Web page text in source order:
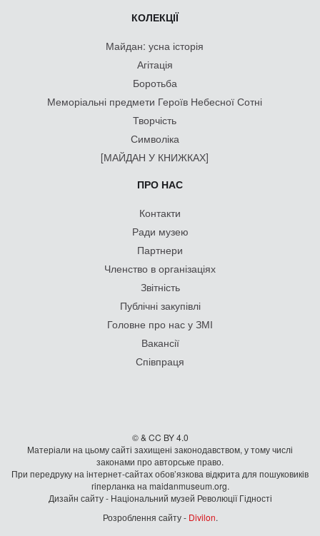
КОЛЕКЦІЇ
Майдан: усна історія
Агітація
Боротьба
Меморіальні предмети Героїв Небесної Сотні
Творчість
Символіка
[МАЙДАН У КНИЖКАХ]
ПРО НАС
Контакти
Ради музею
Партнери
Членство в організаціях
Звітність
Публічні закупівлі
Головне про нас у ЗМІ
Вакансії
Співпраця
© & CC BY 4.0
Матеріали на цьому сайті захищені законодавством, у тому числі
законами про авторське право.
При передруку на iнтернет-сайтах обов’язкова відкрита для пошуковиків
гiперланка на maidanmuseum.org.
Дизайн сайту - Національний музей Революції Гідності
Розроблення сайту - Divilon.